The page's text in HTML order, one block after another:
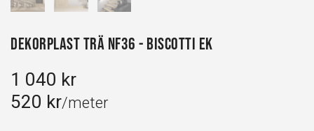
Dekorplast Trä NF36 - Biscotti Ek
1 040 kr
520 kr/meter